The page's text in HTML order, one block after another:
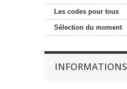
Les codes pour tous
Sélection du moment
INFORMATIONS